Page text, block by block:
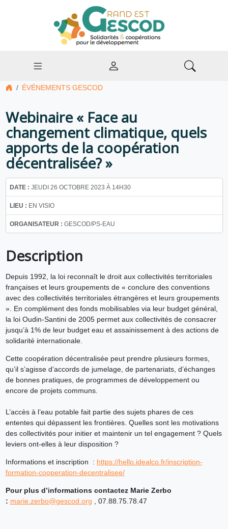
ÉVÉNEMENTS GESCOD
Webinaire « Face au
changement climatique, quels
apports de la coopération
décentralisée? »
DATE : JEUDI 26 OCTOBRE 2023 À 14H30
LIEU : EN VISIO
ORGANISATEUR : GESCOD/PS-EAU
Description
Depuis 1992, la loi reconnaît le droit aux collectivités territoriales
françaises et leurs groupements de « conclure des conventions
avec des collectivités territoriales étrangères et leurs groupements
». En complément des fonds mobilisables via leur budget général,
la loi Oudin-Santini de 2005 permet aux collectivités de consacrer
jusqu’à 1% de leur budget eau et assainissement à des actions de
solidarité internationale.
Cette coopération décentralisée peut prendre plusieurs formes,
qu’il s’agisse d’accords de jumelage, de partenariats, d’échanges
de bonnes pratiques, de programmes de développement ou
encore de projets communs.
L’accès à l’eau potable fait partie des sujets phares de ces
ententes qui dépassent les frontières. Quelles sont les motivations
des collectivités pour initier et maintenir un tel engagement ? Quels
leviers ont-elles à leur disposition ?
Informations et inscription : https://hello.idealco.fr/inscription-
formation-cooperation-decentralisee/
Pour plus d’informations contactez Marie Zerbo
: marie.zerbo@gescod.org , 07.88.75.78.47